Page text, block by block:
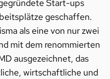
Start-ups
geschaffen.
als eine von nur zwei
mit dem renommierten
ausgezeichnet, das
wirtschaftliche und